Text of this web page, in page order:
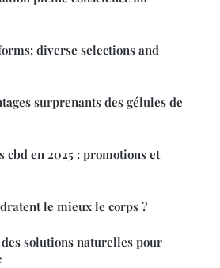
diverse selections and
surprenants des gélules de
cbd en 2025 : promotions et
le mieux le corps ?
solutions naturelles pour